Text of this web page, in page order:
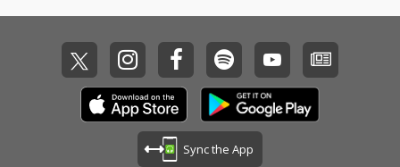
搭載したアンドロイド
が人間のオーケストラ
を率いて歌う。 仮に世
界が終わっても、その
プロセスと終わりの後
の世界が美しければい
いじゃないか？それを
想像してアンドロイド
とAIという終わらない
搭載したアンドロイド
が人間のオーケストラ
を率いて歌う。 仮に世
界が終わっても、その
プロセスと終わりの後
の世界が美しければい
いじゃないか？それを
とAIという終わらない
Sync the App